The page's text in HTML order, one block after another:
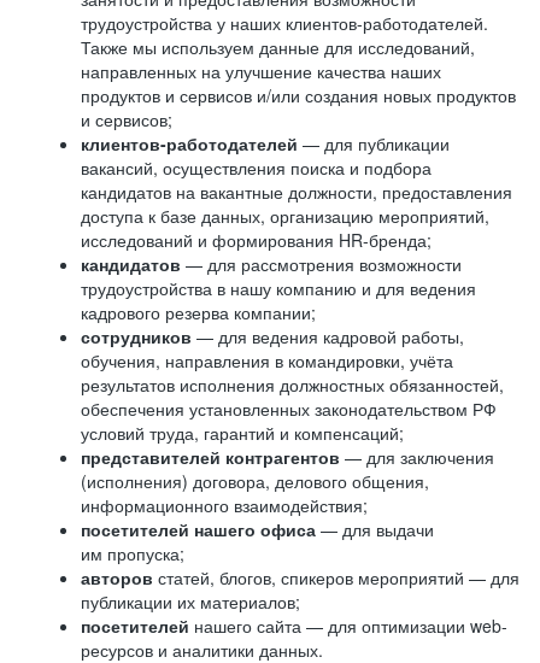
трудоустройства у наших клиентов-работодателей.
Также мы используем данные для исследований,
направленных на улучшение качества наших
продуктов и сервисов и/или создания новых продуктов
и сервисов;
клиентов-работодателей — для публикации
вакансий, осуществления поиска и подбора
кандидатов на вакантные должности, предоставления
доступа к базе данных, организацию мероприятий,
исследований и формирования HR-бренда;
кандидатов — для рассмотрения возможности
трудоустройства в нашу компанию и для ведения
кадрового резерва компании;
сотрудников — для ведения кадровой работы,
обучения, направления в командировки, учёта
результатов исполнения должностных обязанностей,
обеспечения установленных законодательством РФ
условий труда, гарантий и компенсаций;
представителей контрагентов — для заключения
(исполнения) договора, делового общения,
информационного взаимодействия;
посетителей нашего офиса — для выдачи
им пропуска;
авторов статей, блогов, спикеров мероприятий — для
публикации их материалов;
посетителей нашего сайта — для оптимизации web-
ресурсов и аналитики данных.